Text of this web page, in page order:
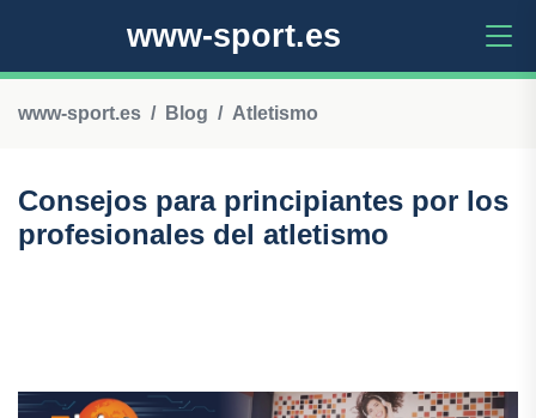
www-sport.es
www-sport.es Blog Atletismo
Consejos para principiantes por los
profesionales del atletismo